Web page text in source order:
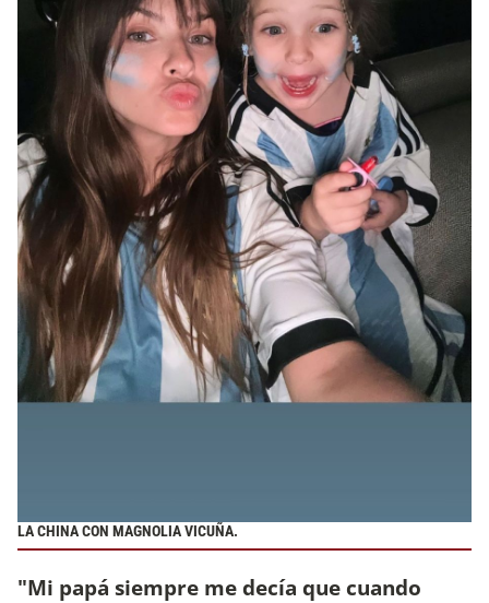
LA CHINA CON MAGNOLIA VICUÑA.
"Mi papá siempre me decía que cuando